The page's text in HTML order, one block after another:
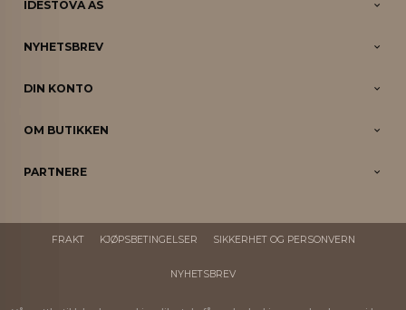
IDESTOVA AS
NYHETSBREV
DIN KONTO
OM BUTIKKEN
PARTNERE
FRAKT KJØPSBETINGELSER SIKKERHET OG PERSONVERN
NYHETSBREV